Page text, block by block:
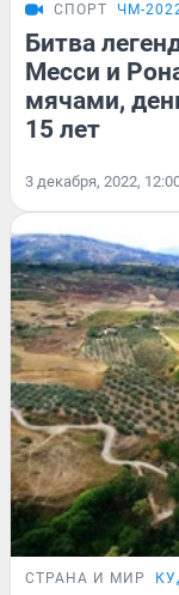
СПОРТ ЧМ-
Битва
Месси и
мячами,
15 лет
3 декабря, 2022,
СТРАНА И МИР